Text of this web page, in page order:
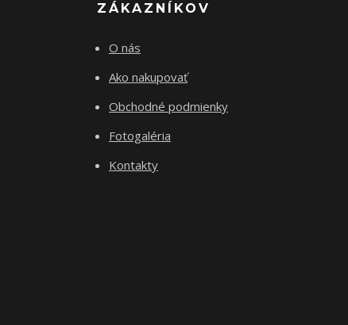
ZÁKAZNÍKOV
O nás
Ako nakupovať
Obchodné podmienky
Fotogaléria
Kontakty